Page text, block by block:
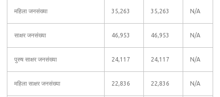
महिला जनसंख्या 35,263 35,263 N/A
साक्षर जनसंख्या 46,953 46,953 N/A
पुरुष साक्षर जनसंख्या 24,117 24,117 N/A
महिला साक्षर जनसंख्या 22,836 22,836 N/A